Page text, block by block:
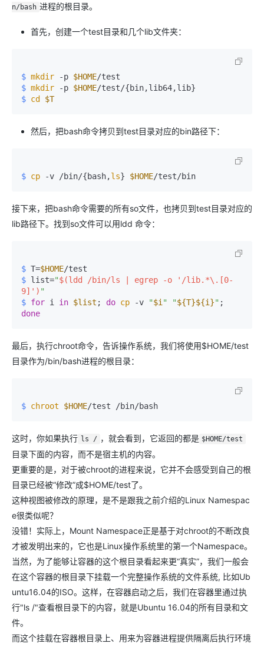
n/bash 进程的根目录。
首先，创建一个test目录和几个lib文件夹：
$ mkdir -p $HOME/test
$ mkdir -p $HOME/test/{bin,lib64,lib}
$ cd $T
然后，把bash命令拷贝到test目录对应的bin路径下：
$ cp -v /bin/{bash,ls} $HOME/test/bin
接下来，把bash命令需要的所有so文件，也拷贝到test目录对应的
lib路径下。找到so文件可以用ldd 命令：
$ T=$HOME/test
$ list="$(ldd /bin/ls | egrep -o '/lib.*\.[0-
9]') "
$ for i in $list ; do cp -v "$i " "${T}${i}"
done
最后，执行chroot命令，告诉操作系统，我们将使用$HOME/test
目录作为/bin/bash进程的根目录：
$ chroot $HOME/test /bin/bash
这时，你如果执行 ls / ，就会看到，它返回的都是 $HOME/test
目录下面的内容，而不是宿主机的内容。
更重要的是，对于被chroot的进程来说，它并不会感受到自己的根
目录已经被“修改”成$HOME/test了。
这种视图被修改的原理，是不是跟我之前介绍的Linux Namespac
e很类似呢？
没错！实际上，Mount Namespace正是基于对chroot的不断改良
才被发明出来的，它也是Linux操作系统里的第一个Namespace。
当然，为了能够让容器的这个根目录看起来更“真实”，我们一般会
在这个容器的根目录下挂载一个完整操作系统的文件系统, 比如Ub
untu16.04的ISO。这样，在容器启动之后，我们在容器里通过执
行"ls /"查看根目录下的内容，就是Ubuntu 16.04的所有目录和文
件。
而这个挂载在容器根目录上、用来为容器进程提供隔离后执行环境